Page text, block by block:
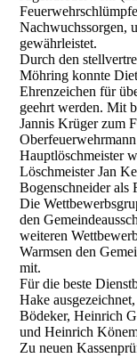
Nachwuchssorgen,
gewährleistet.
Durch den
Möhring konnte
Ehrenzeichen für
geehrt werden. Mit
Jannis Krüger zum
Hauptlöschmeister
Löschmeister Jan
Bogenschneider als
Die
den
weiteren
Warmsen den
mit.
Für die beste
Hake
Bödeker, Heinrich
und Heinrich
Zu neuen